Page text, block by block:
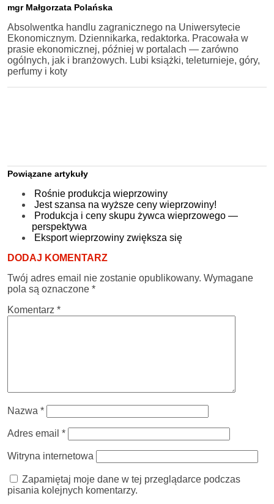
mgr Małgorzata Polańska
Absolwentka handlu zagranicznego na Uniwersytecie
Ekonomicznym. Dziennikarka, redaktorka. Pracowała w
prasie ekonomicznej, później w portalach — zarówno
ogólnych, jak i branżowych. Lubi książki, teleturnieje, góry,
perfumy i koty
Powiązane artykuły
Rośnie produkcja wieprzowiny
Jest szansa na wyższe ceny wieprzowiny!
Produkcja i ceny skupu żywca wieprzowego —
perspektywa
Eksport wieprzowiny zwiększa się
DODAJ KOMENTARZ
Twój adres email nie zostanie opublikowany. Wymagane
pola są oznaczone *
Komentarz *
Nazwa *
Adres email *
Witryna internetowa
Zapamiętaj moje dane w tej przeglądarce podczas
pisania kolejnych komentarzy.